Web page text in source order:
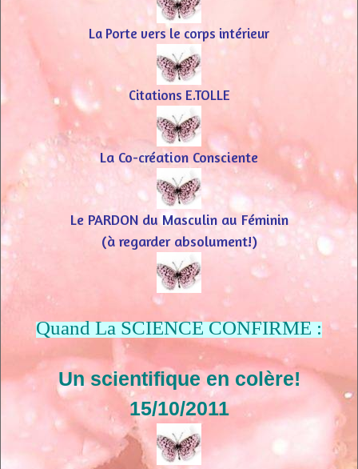
La Porte vers le corps intérieur
Citations E.TOLLE
La Co-création Consciente
Le PARDON du Masculin au Féminin
(à regarder absolument!)
Quand La SCIENCE CONFIRME :
Un scientifique en colère!
15/10/2011